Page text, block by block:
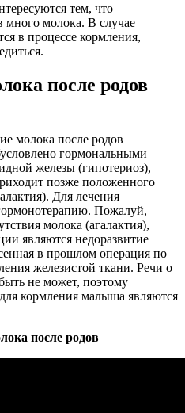
тем, что
много молока. В случае
в процессе кормления,
после родов
молока после родов
гормональными
железы (гипотериоз),
позже положенного
Для лечения
Пожалуй,
молока (агалактия),
являются недоразвитие
в прошлом операция по
железистой ткани. Речи о
не может, поэтому
кормления малыша являются
после родов